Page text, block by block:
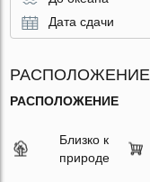
Дата сдачи
РАСПОЛОЖЕНИЕ
РАСПОЛОЖЕНИЕ
Близко к
природе